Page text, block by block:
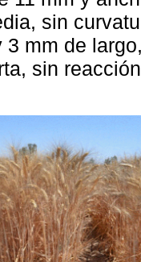
sin
3 mm de
sin